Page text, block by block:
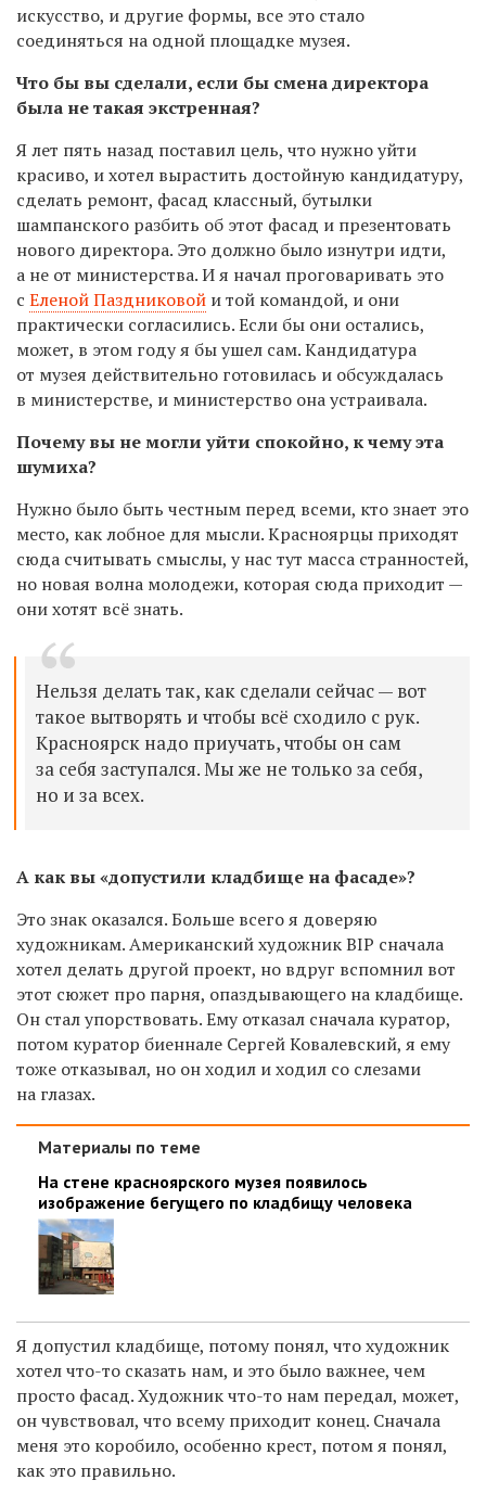
искусство, и другие формы, все это стало
соединяться на одной площадке музея.
Что бы вы сделали, если бы смена директора
была не такая экстренная?
Я лет пять назад поставил цель, что нужно уйти
красиво, и хотел вырастить достойную кандидатуру,
сделать ремонт, фасад классный, бутылки
шампанского разбить об этот фасад и презентовать
нового директора. Это должно было изнутри идти,
а не от министерства. И я начал проговаривать это
с Еленой Паздниковой и той командой, и они
практически согласились. Если бы они остались,
может, в этом году я бы ушел сам. Кандидатура
от музея действительно готовилась и обсуждалась
в министерстве, и министерство она устраивала.
Почему вы не могли уйти спокойно, к чему эта
шумиха?
Нужно было быть честным перед всеми, кто знает это
место, как лобное для мысли. Красноярцы приходят
сюда считывать смыслы, у нас тут масса странностей,
но новая волна молодежи, которая сюда приходит —
они хотят всё знать.
Нельзя делать так, как сделали сейчас — вот
такое вытворять и чтобы всё сходило с рук.
Красноярск надо приучать, чтобы он сам
за себя заступался. Мы же не только за себя,
но и за всех.
А как вы «допустили кладбище на фасаде»?
Это знак оказался. Больше всего я доверяю
художникам. Американский художник BIP сначала
хотел делать другой проект, но вдруг вспомнил вот
этот сюжет про парня, опаздывающего на кладбище.
Он стал упорствовать. Ему отказал сначала куратор,
потом куратор биеннале Сергей Ковалевский, я ему
тоже отказывал, но он ходил и ходил со слезами
на глазах.
Материалы по теме
На стене красноярского музея появилось
изображение бегущего по кладбищу человека
Я допустил кладбище, потому понял, что художник
хотел что-то сказать нам, и это было важнее, чем
просто фасад. Художник что-то нам передал, может,
он чувствовал, что всему приходит конец. Сначала
меня это коробило, особенно крест, потом я понял,
как это правильно.